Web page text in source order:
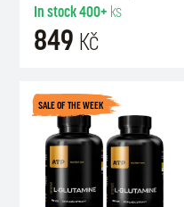
In stock400+ ks
849 Kč
SALE OF THE WEEK